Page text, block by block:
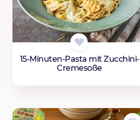
15-Minuten-Pasta mit Zucchini-
Cremesoße